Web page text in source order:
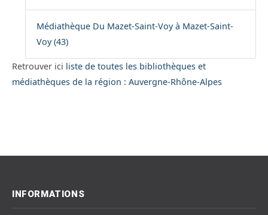
Médiathèque Du Mazet-Saint-Voy à Mazet-Saint-
Voy (43)
Retrouver ici liste de toutes les bibliothèques et
médiathèques de la région : Auvergne-Rhône-Alpes
INFORMATIONS